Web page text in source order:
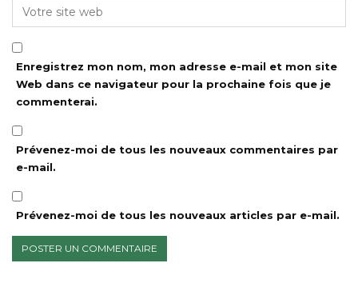
Enregistrez mon nom, mon adresse e-mail et mon site
Web dans ce navigateur pour la prochaine fois que je
commenterai.
Prévenez-moi de tous les nouveaux commentaires par
e-mail.
Prévenez-moi de tous les nouveaux articles par e-mail.